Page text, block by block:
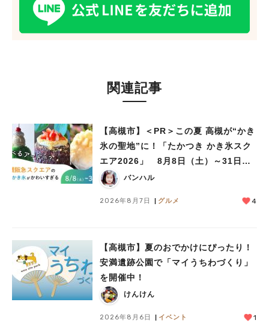
関連記事
【高槻市】＜PR＞この夏 高槻が“かき
氷の聖地”に！「たかつき かき氷スク
エア2026」 8月8日（土）～31日
（月）バンハル
2026年8月7日 グルメ 4
【高槻市】夏のおでかけにぴったり！
安満遺跡公園で「マイうちわづくり」
を開催中！
けんけん
2026年8月6日 イベント 1
人気のキーワード
#今週どこいく？#自然とふれあう#ランチ #カフェ
#まとめ
#教えたい／教えて投稿記事#大阪学院大 商品開発プロジェクト
#あなたはどっち？